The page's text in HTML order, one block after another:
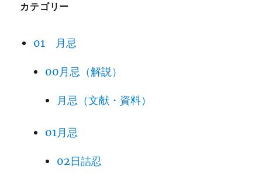
カテゴリー
01 月忌
00月忌（解説）
月忌（文献・資料）
01月忌
02日詰忍